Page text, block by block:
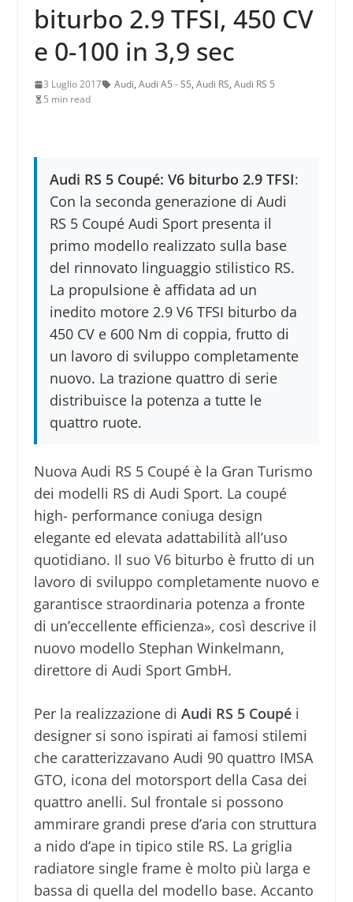
biturbo 2.9 TFSI, 450 CV
e 0-100 in 3,9 sec
3 Luglio 2017 Audi, Audi A5 - S5, Audi RS, Audi RS 5
5 min read
Audi RS 5 Coupé: V6 biturbo 2.9 TFSI:
Con la seconda generazione di Audi
RS 5 Coupé Audi Sport presenta il
primo modello realizzato sulla base
del rinnovato linguaggio stilistico RS.
La propulsione è affidata ad un
inedito motore 2.9 V6 TFSI biturbo da
450 CV e 600 Nm di coppia, frutto di
un lavoro di sviluppo completamente
nuovo. La trazione quattro di serie
distribuisce la potenza a tutte le
quattro ruote.
Nuova Audi RS 5 Coupé è la Gran Turismo
dei modelli RS di Audi Sport. La coupé
high- performance coniuga design
elegante ed elevata adattabilità all’uso
quotidiano. Il suo V6 biturbo è frutto di un
lavoro di sviluppo completamente nuovo e
garantisce straordinaria potenza a fronte
di un’eccellente efficienza», così descrive il
nuovo modello Stephan Winkelmann,
direttore di Audi Sport GmbH.
Per la realizzazione di Audi RS 5 Coupéi
designer si sono ispirati ai famosi stilemi
che caratterizzavano Audi 90 quattro IMSA
GTO, icona del motorsport della Casa dei
quattro anelli. Sul frontale si possono
ammirare grandi prese d’aria con struttura
a nido d’ape in tipico stile RS. La griglia
radiatore single frame è molto più larga e
bassa di quella del modello base. Accanto